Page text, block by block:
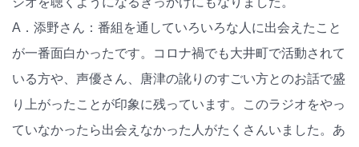
A．添野さん：番組を通していろいろな人に出会えたこと
が一番面白かったです。コロナ禍でも大井町で活動されて
いる方や、声優さん、唐津の訛りのすごい方とのお話で盛
り上がったことが印象に残っています。このラジオをやっ
ていなかったら出会えなかった人がたくさんいました。あ